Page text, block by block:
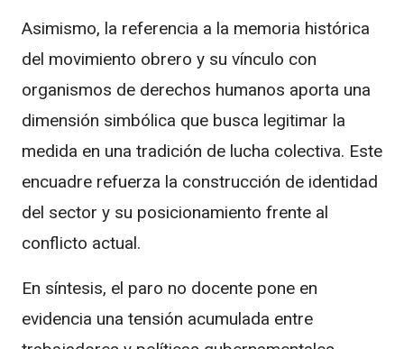
Asimismo, la referencia a la memoria histórica
del movimiento obrero y su vínculo con
organismos de derechos humanos aporta una
dimensión simbólica que busca legitimar la
medida en una tradición de lucha colectiva. Este
encuadre refuerza la construcción de identidad
del sector y su posicionamiento frente al
conflicto actual.
En síntesis, el paro no docente pone en
evidencia una tensión acumulada entre